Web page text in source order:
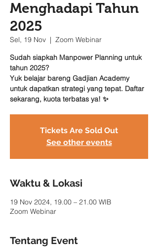
Menghadapi Tahun
2025
Sel, 19 Nov
  |
Zoom Webinar
Sudah siapkah Manpower Planning untuk
tahun 2025?
Yuk belajar bareng Gadjian Academy
untuk dapatkan strategi yang tepat. Daftar
sekarang, kuota terbatas ya! ✨
Tickets Are Sold Out
See other events
Waktu & Lokasi
19 Nov 2024, 19.00 – 21.00 WIB
Zoom Webinar
Tentang Event